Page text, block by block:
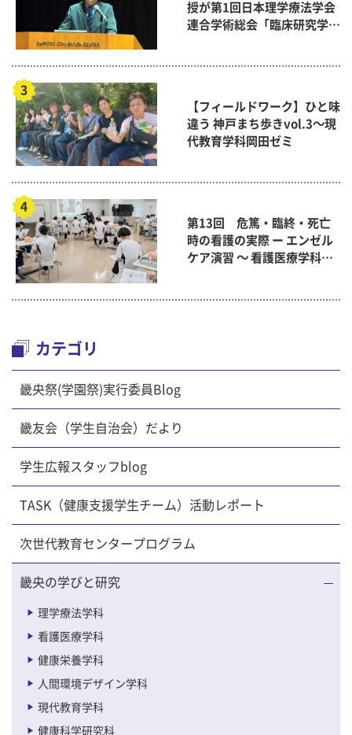
授が第1回日本理学療法学会
連合学術総会「臨床研究学術
【フィールドワーク】ひと味
違う 神戸まち歩きvol.3～現
代教育学科岡田ゼミ
第13回 危篤・臨終・死亡
時の看護の実際 ー エンゼル
ケア演習 ～ 看護医療学科
カテゴリ
畿央祭(学園祭)実行委員Blog
畿友会（学生自治会）だより
学生広報スタッフblog
TASK（健康支援学生チーム）活動レポート
次世代教育センタープログラム
畿央の学びと研究
理学療法学科
看護医療学科
健康栄養学科
人間環境デザイン学科
現代教育学科
健康科学研究科